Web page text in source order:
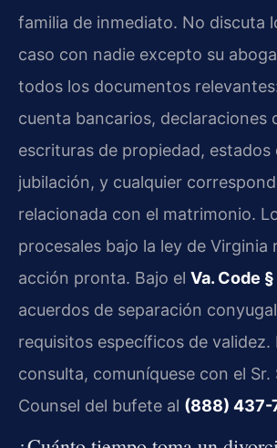
familia de inmediato. No discuta
caso con nadie excepto su
todos los documentos
cuenta bancarios, declaraciones
escrituras de propiedad, estados
jubilación, y cualquier
relacionada con el matrimonio.
procesales bajo la ley de Virginia
acción pronta. Bajo el Va. Code
acuerdos de separación
requisitos específicos de validez.
consulta, comuníquese con el Sr.
Counsel del bufete al (888) 437-